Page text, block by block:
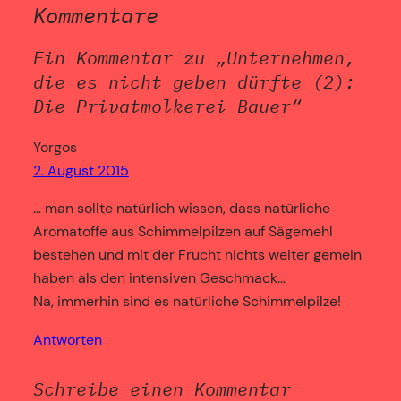
Kommentare
Ein Kommentar zu „Unternehmen,
die es nicht geben dürfte (2):
Die Privatmolkerei Bauer“
Yorgos
2. August 2015
… man sollte natürlich wissen, dass natürliche
Aromatoffe aus Schimmelpilzen auf Sägemehl
bestehen und mit der Frucht nichts weiter gemein
haben als den intensiven Geschmack…
Na, immerhin sind es natürliche Schimmelpilze!
Antworten
Schreibe einen Kommentar